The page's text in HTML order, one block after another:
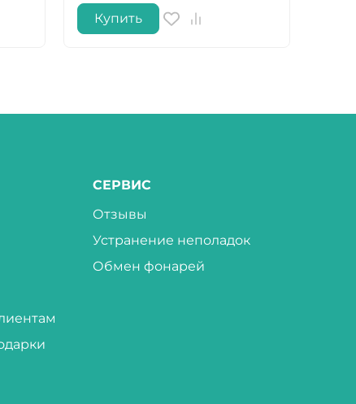
Купить
СЕРВИС
Отзывы
Устранение неполадок
Обмен фонарей